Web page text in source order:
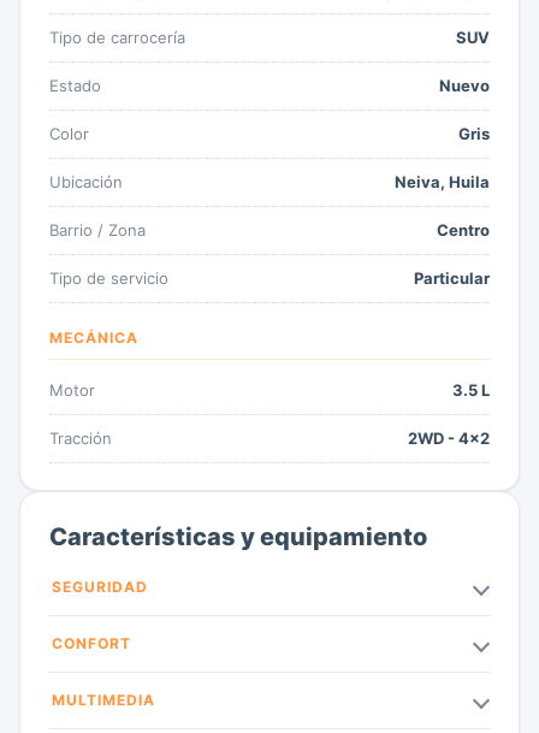
Tipo de carrocería SUV
Estado Nuevo
Color Gris
Ubicación Neiva, Huila
Barrio / Zona Centro
Tipo de servicio Particular
MECÁNICA
Motor 3.5 L
Tracción 2WD - 4x2
Características y equipamiento
SEGURIDAD
CONFORT
MULTIMEDIA